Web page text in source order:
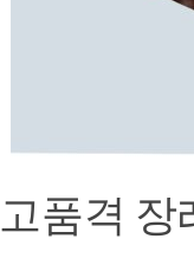
고품격 장